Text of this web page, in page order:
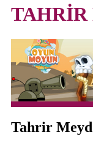
Tahrir